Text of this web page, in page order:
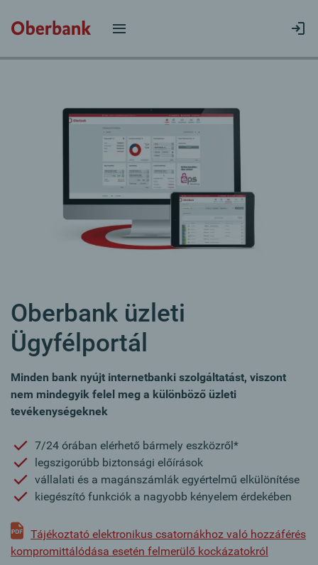
Oberbank üzleti
Ügyfélportál
Minden bank nyújt internetbanki szolgáltatást, viszont
nem mindegyik felel meg a különböző üzleti
tevékenységeknek
7/24 órában elérhető bármely eszközről*
legszigorúbb biztonsági előírások
vállalati és a magánszámlák egyértelmű elkülönítése
kiegészító funkciók a nagyobb kényelem érdekében
Tájékoztató elektronikus csatornákhoz való hozzáférés
kompromittálódása esetén felmerülő kockázatokról